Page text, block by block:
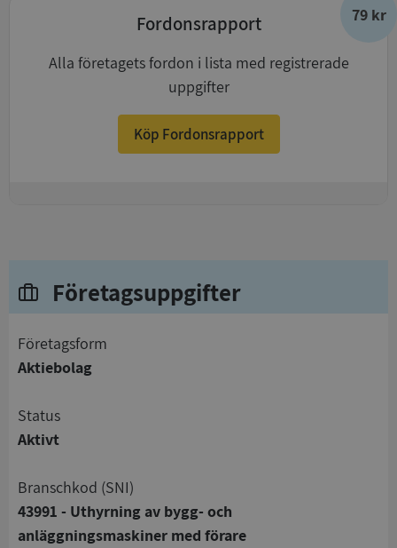
79 kr
Fordonsrapport
Alla företagets fordon i lista med registrerade
uppgifter
Köp Fordonsrapport
Företagsuppgifter
företagsform
Aktiebolag
status
Aktivt
branschkod (SNI)
43991 - Uthyrning av bygg- och
anläggningsmaskiner med förare